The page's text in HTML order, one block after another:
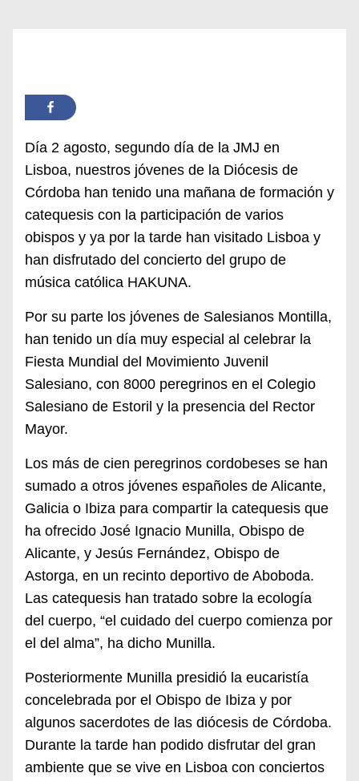
Día 2 agosto, segundo día de la JMJ en
Lisboa, nuestros jóvenes de la Diócesis de
Córdoba han tenido una mañana de formación y
catequesis con la participación de varios
obispos y ya por la tarde han visitado Lisboa y
han disfrutado del concierto del grupo de
música católica HAKUNA.
Por su parte los jóvenes de Salesianos Montilla,
han tenido un día muy especial al celebrar la
Fiesta Mundial del Movimiento Juvenil
Sa lesiano, con 8000 peregrinos en el Colegio
Salesiano de Estoril y la presencia del Rector
Mayor.
Los más de cien peregrinos cordobeses se han
sumado a otros jóvenes españoles de Alicante,
Galicia o Ibiza para compartir la catequesis que
ha ofrecido José Ignacio Munilla, Obispo de
Alicante, y Jesús Fernández, Obispo de
Astorga, en un recinto deportivo de Aboboda.
Las catequesis han tratado sobre la ecología
del cuerpo, “el cuidado del cuerpo comienza por
el del alma”, ha dicho Munilla.
Posteriormente Munilla presidió la eucaristía
concelebrada por el Obispo de Ibiza y por
algunos sacerdotes de las diócesis de Córdoba.
Durante la tarde han podido disfrutar del gran
ambiente que se vive en Lisboa con conciertos